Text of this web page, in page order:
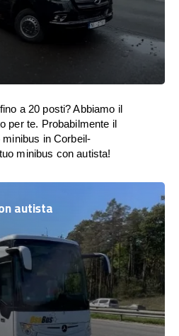
a 20 posti? Abbiamo il
per te. Probabilmente il
in Corbeil-
minibus con autista!
autista